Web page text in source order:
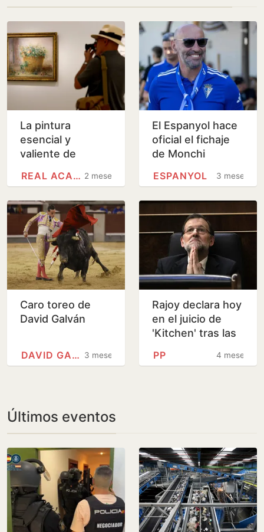
La pintura
esencial y
valiente de
brilla en el
2 meses
REAL ACADEMIA
El Espanyol hace
oficial el fichaje
de Monchi
3 meses
ESPANYOL
Caro toreo de
David Galván
3 meses
DAVID GALVÁN
Rajoy declara hoy
en el juicio de
'Kitchen' tras las
acusaciones de4 meses
PP
Últimos eventos